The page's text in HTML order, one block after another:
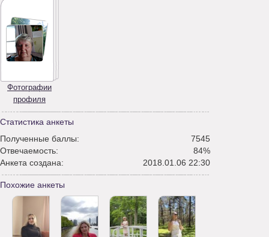
Фотографии
профиля
Статистика анкеты
Полученные баллы:
7545
Отвечаемость:
84%
Анкета создана:
2018.01.06 22:30
Похожие анкеты